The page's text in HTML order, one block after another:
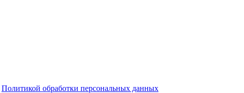
Политикой обработки персональных данных